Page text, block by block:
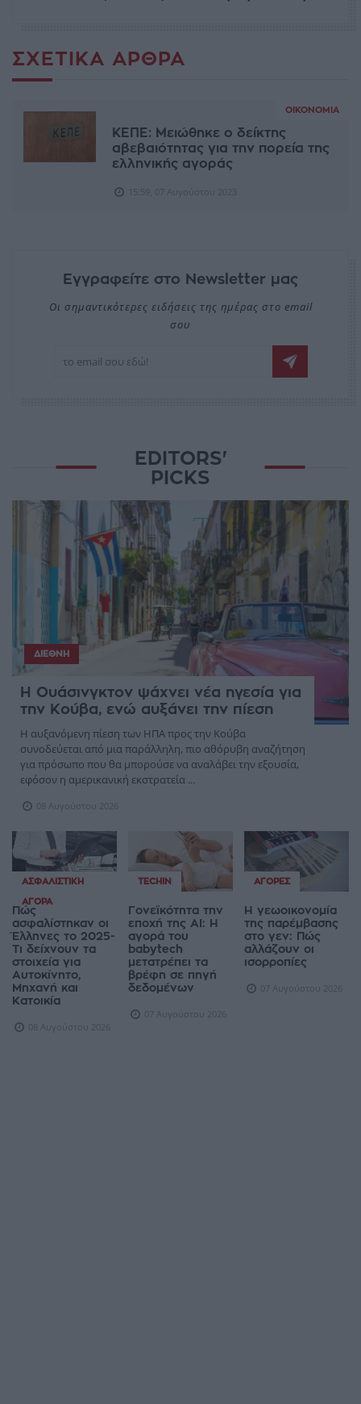
ΣΧΕΤΙΚΆ ΆΡΘΡΑ
ΟΙΚΟΝΟΜΊΑ
ΚΕΠΕ: Μειώθηκε ο δείκτης
αβεβαιότητας για την πορεία της
ελληνικής αγοράς
Εγγραφείτε στο Newsletter μας
Οι σημαντικότερες ειδήσεις της ημέρας στο email
σου
EDITORS'
PICKS
ΔΙΕΘΝΉ
Η Ουάσινγκτον ψάχνει νέα ηγεσία για
την Κούβα, ενώ αυξάνει την πίεση
Η αυξανόμενη πίεση των ΗΠΑ προς την Κούβα
συνοδεύεται από μια παράλληλη, πιο αθόρυβη αναζήτηση
για πρόσωπο που θα μπορούσε να αναλάβει την εξουσία,
εφόσον η αμερικανική εκστρατεία ...
08 Αυγούστου 2026
ΑΣΦΑΛΙΣΤΙΚΉ
ΑΓΟΡΆ
Πώς
ασφαλίστηκαν οι
Έλληνες το 2025-
Τι δείχνουν τα
στοιχεία για
Αυτοκίνητο,
Μηχανή και
Κατοικία
08 Αυγούστου 2026
TECHIN
Γονεϊκότητα την
εποχή της AI: Η
αγορά του
babytech
μετατρέπει τα
βρέφη σε πηγή
δεδομένων
07 Αυγούστου 2026
ΑΓΟΡΈΣ
Η γεωοικονομία
της παρέμβασης
στο γεν: Πώς
αλλάζουν οι
ισορροπίες
07 Αυγούστου 2026